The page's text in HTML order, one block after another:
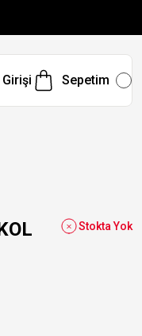
Girişi Sepetim
Stokta Yok